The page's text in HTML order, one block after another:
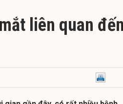
liên quan đến